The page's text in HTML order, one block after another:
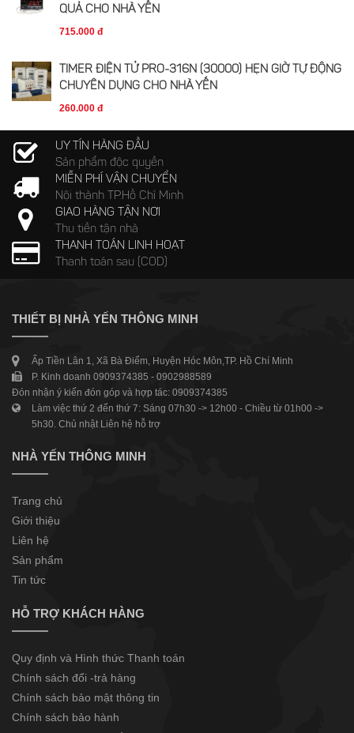
QUẢ CHO NHÀ YẾN
715.000 đ
TIMER ĐIỆN TỬ PRO-316N (30000) HẸN GIỜ TỰ ĐỘNG
CHUYÊN DỤNG CHO NHÀ YẾN
260.000 đ
UY TÍN HÀNG ĐẦU
Sản phẩm độc quyền
MIỄN PHÍ VẬN CHUYỂN
Nội thành TP.Hồ Chí Minh
GIAO HÀNG TẬN NƠI
Thu tiền tận nhà
THANH TOÁN LINH HOẠT
Thanh toán sau (COD)
THIẾT BỊ NHÀ YẾN THÔNG MINH
Ấp Tiền Lân 1, Xã Bà Điểm, Huyện Hóc Môn,TP. Hồ Chí Minh
P. Kinh doanh 0909374385 - 0902988589
Đón nhận ý kiến đón góp và hợp tác: 0909374385
Làm việc thứ 2 đến thứ 7: Sáng 07h30 -> 12h00 - Chiều từ 01h00 ->
5h30. Chủ nhật Liên hệ hỗ trợ
NHÀ YẾN THÔNG MINH
Trang chủ
Giới thiệu
Liên hệ
Sản phẩm
Tin tức
HỖ TRỢ KHÁCH HÀNG
Quy định và Hình thức Thanh toán
Chính sách đổi -trả hàng
Chính sách bảo mật thông tin
Chính sách bảo hành